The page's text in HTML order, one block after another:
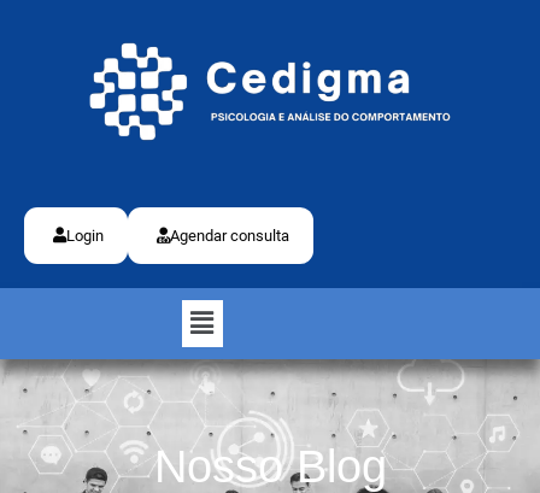
Login Agendar consulta
Nosso Blog